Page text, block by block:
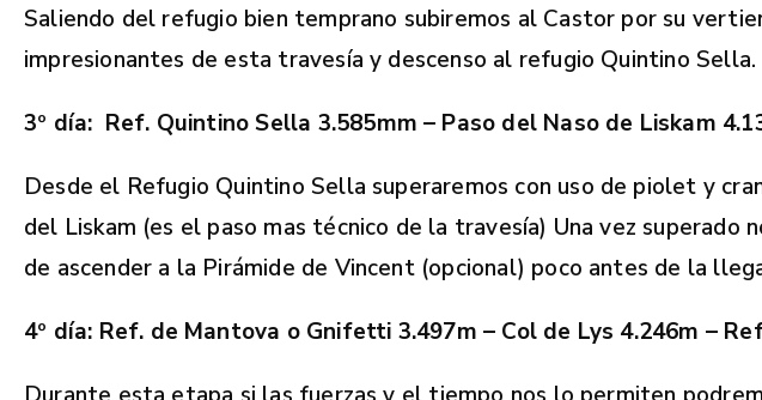
Saliendo del refugio bien temprano subiremos al Castor por su
impresionantes de esta travesía y descenso al refugio Quintino Sella.
3º día: Ref. Quintino Sella 3.585mm – Paso del Naso de Liskam
Desde el Refugio Quintino Sella superaremos con uso de piolet y
del Liskam (es el paso mas técnico de la travesía) Una vez
de ascender a la Pirámide de Vincent (opcional) poco antes de la
4º día: Ref. de Mantova o Gnifetti 3.497m – Col de Lys 4.246m –